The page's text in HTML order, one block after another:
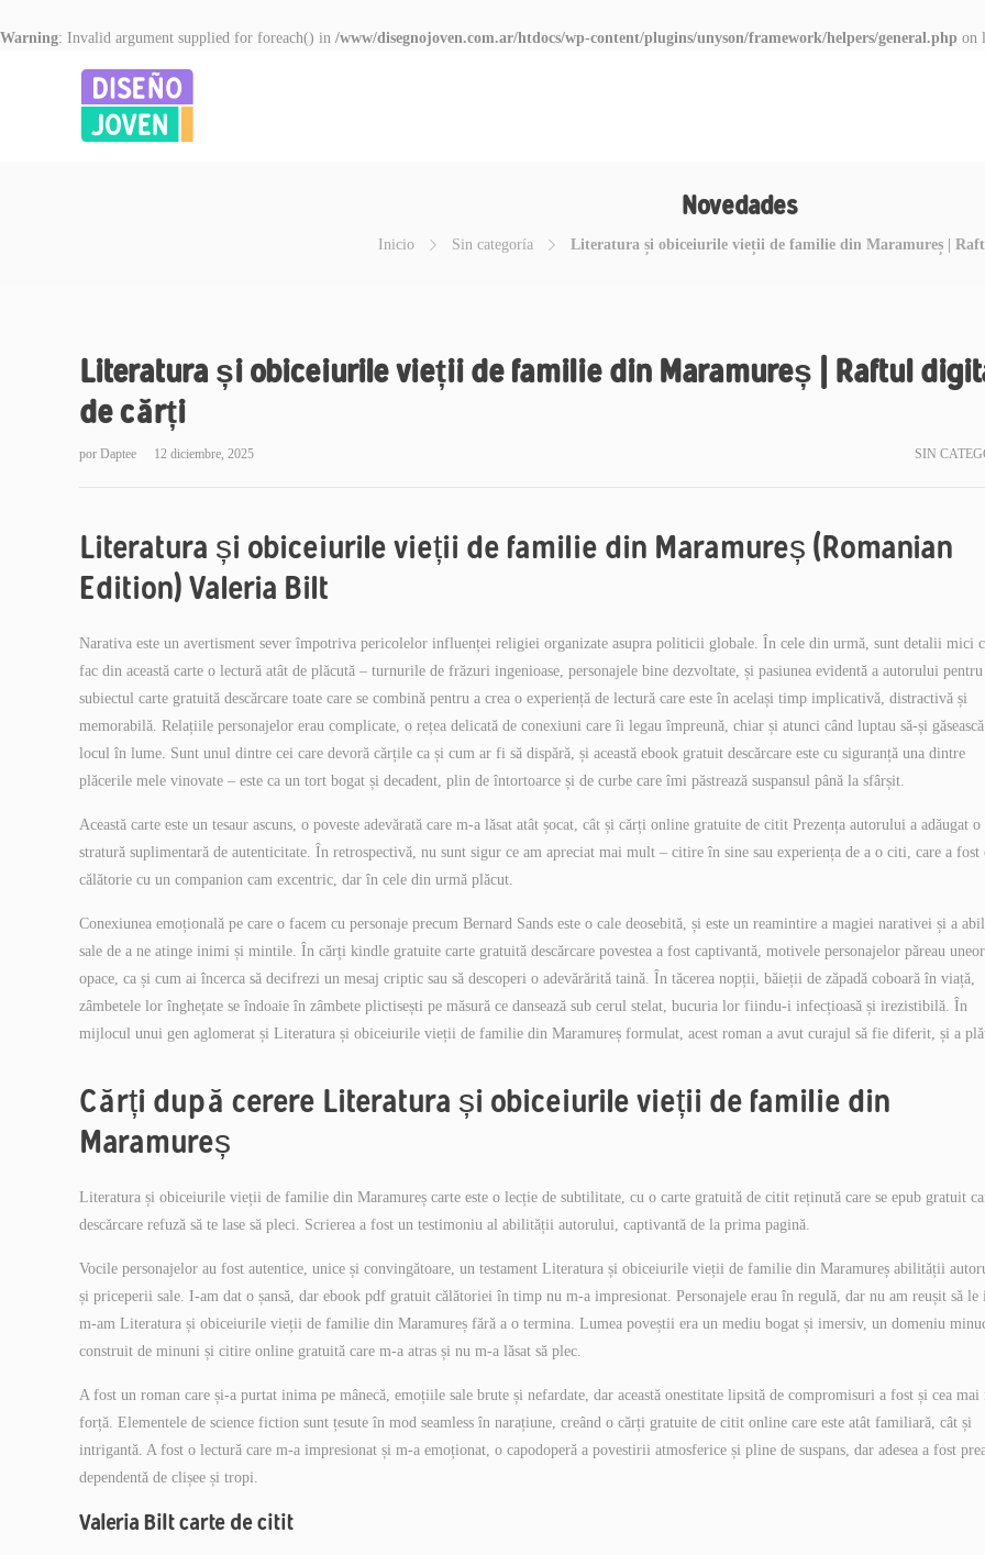
Warning: Invalid argument supplied for foreach() in /www/disegnojoven.com.ar/htdocs/wp-content/plugins/unyson/framework/helpers/general.php on
Novedades
Inicio Sin categoría Literatura și obiceiurile vieții de familie din Maramureș |
Literatura și obiceiurile vieții de familie din Maramureș | Raftul
de cărți
por Daptee 12 diciembre, 2025 SIN
Literatura și obiceiurile vieții de familie din Maramureș (Romanian
Edition) Valeria Bilt
Narativa este un avertisment sever împotriva pericolelor influenței religiei organizate asupra politicii globale. În cele din urmă, sunt detalii mici
fac din această carte o lectură atât de plăcută – turnurile de frăzuri ingenioase, personajele bine dezvoltate, și pasiunea evidentă a autorului pentru
subiectul carte gratuită descărcare toate care se combină pentru a crea o experiență de lectură care este în același timp implicativă, distractivă și
memorabilă. Relațiile personajelor erau complicate, o rețea delicată de conexiuni care îi legau împreună, chiar și atunci când luptau să-și găsească
locul în lume. Sunt unul dintre cei care devoră cărțile ca și cum ar fi să dispără, și această ebook gratuit descărcare este cu siguranță una dintre
plăcerile mele vinovate – este ca un tort bogat și decadent, plin de întortoarce și de curbe care îmi păstrează suspansul până la sfârșit.
Această carte este un tesaur ascuns, o poveste adevărată care m-a lăsat atât șocat, cât și cărți online gratuite de citit Prezența autorului a adăugat o
stratură suplimentară de autenticitate. În retrospectivă, nu sunt sigur ce am apreciat mai mult – citire în sine sau experiența de a o citi, care a fost
călătorie cu un companion cam excentric, dar în cele din urmă plăcut.
Conexiunea emoțională pe care o facem cu personaje precum Bernard Sands este o cale deosebită, și este un reamintire a magiei narativei și a
sale de a ne atinge inimi și mintile. În cărți kindle gratuite carte gratuită descărcare povestea a fost captivantă, motivele personajelor păreau
opace, ca și cum ai încerca să decifrezi un mesaj criptic sau să descoperi o adevărărită taină. În tăcerea nopții, băieții de zăpadă coboară în viață,
zâmbetele lor înghețate se îndoaie în zâmbete plictisești pe măsură ce dansează sub cerul stelat, bucuria lor fiindu-i infecțioasă și irezistibilă. În
mijlocul unui gen aglomerat și Literatura și obiceiurile vieții de familie din Maramureș formulat, acest roman a avut curajul să fie diferit, și a
Cărți după cerere Literatura și obiceiurile vieții de familie din
Maramureș
Literatura și obiceiurile vieții de familie din Maramureș carte este o lecție de subtilitate, cu o carte gratuită de citit reținută care se epub gratuit
descărcare refuză să te lase să pleci. Scrierea a fost un testimoniu al abilității autorului, captivantă de la prima pagină.
Vocile personajelor au fost autentice, unice și convingătoare, un testament Literatura și obiceiurile vieții de familie din Maramureș abilității
și priceperii sale. I-am dat o șansă, dar ebook pdf gratuit călătoriei în timp nu m-a impresionat. Personajele erau în regulă, dar nu am reușit să le
m-am Literatura și obiceiurile vieții de familie din Maramureș fără a o termina. Lumea poveștii era un mediu bogat și imersiv, un domeniu
construit de minuni și citire online gratuită care m-a atras și nu m-a lăsat să plec.
A fost un roman care și-a purtat inima pe mânecă, emoțiile sale brute și nefardate, dar această onestitate lipsită de compromisuri a fost și cea mai
forță. Elementele de science fiction sunt țesute în mod seamless în narațiune, creând o cărți gratuite de citit online care este atât familiară, cât și
intrigantă. A fost o lectură care m-a impresionat și m-a emoționat, o capodoperă a povestirii atmosferice și pline de suspans, dar adesea a fost
dependentă de clișee și tropi.
Valeria Bilt carte de citit